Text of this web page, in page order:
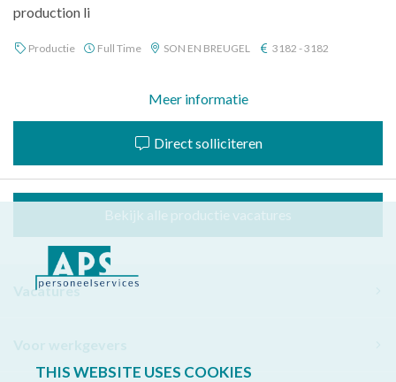
THIS WEBSITE USES COOKIES
production li
Productie Full Time SON EN BREUGEL 3182 - 3182
Meer informatie
Direct solliciteren
Bekijk alle productie vacatures
Vacatures